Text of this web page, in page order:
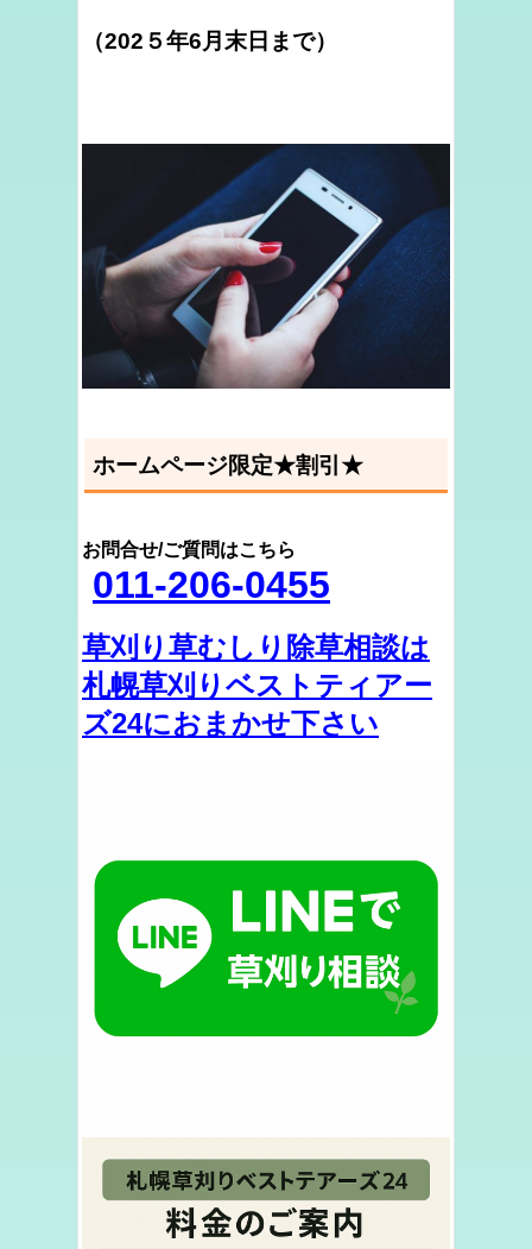
（202５年6月末日まで）
ホームページ限定★割引★
お問合せ/ご質問はこちら
011-206-0455
草刈り草むしり除草相談は
札幌草刈りベストティアー
ズ24におまかせ下さい